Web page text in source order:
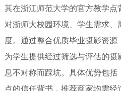
其在浙江师范大学的官方教学
对浙师大校园环境、学生需求、
度。通过整合优质毕业摄影资
为学生提供经过筛选与评估的
息不对称而踩坑。具体优势包
点的信任背书，推荐商家均需